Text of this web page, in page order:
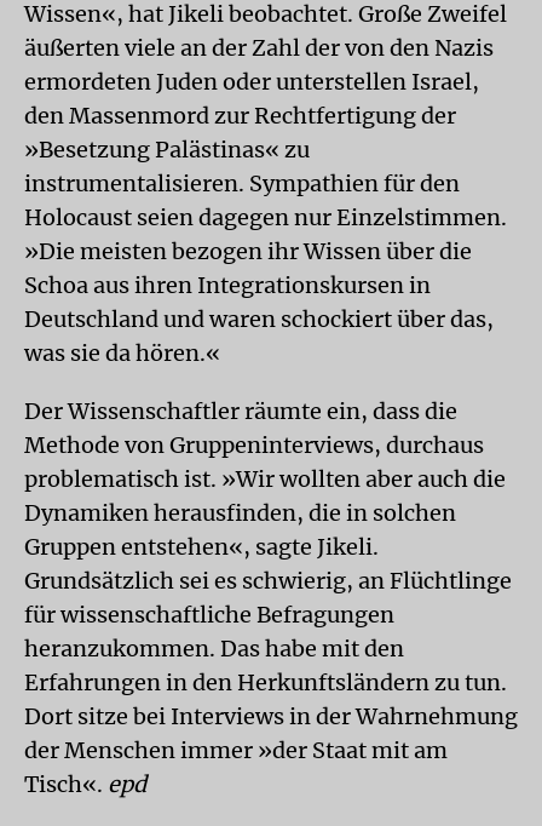
Wissen«, hat Jikeli beobachtet. Große Zweifel
äußerten viele an der Zahl der von den Nazis
ermordeten Juden oder unterstellen Israel,
den Massenmord zur Rechtfertigung der
»Besetzung Palästinas« zu
instrumentalisieren. Sympathien für den
Holocaust seien dagegen nur Einzelstimmen.
»Die meisten bezogen ihr Wissen über die
Schoa aus ihren Integrationskursen in
Deutschland und waren schockiert über das,
was sie da hören.«
Der Wissenschaftler räumte ein, dass die
Methode von Gruppeninterviews, durchaus
problematisch ist. »Wir wollten aber auch die
Dynamiken herausfinden, die in solchen
Gruppen entstehen«, sagte Jikeli.
Grundsätzlich sei es schwierig, an Flüchtlinge
für wissenschaftliche Befragungen
heranzukommen. Das habe mit den
Erfahrungen in den Herkunftsländern zu tun.
Dort sitze bei Interviews in der Wahrnehmung
der Menschen immer »der Staat mit am
Tisch«. epd